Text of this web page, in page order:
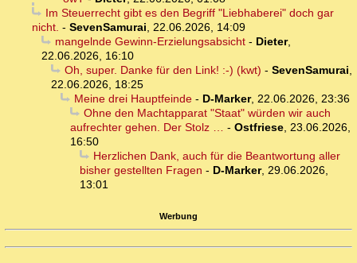
Im Steuerrecht gibt es den Begriff "Liebhaberei" doch gar
nicht. - SevenSamurai, 22.06.2026, 14:09
mangelnde Gewinn-Erzielungsabsicht- Dieter,
22.06.2026, 16:10
Oh, super. Danke für den Link! :-) (kwt) - SevenSamurai,
22.06.2026, 18:25
Meine drei Hauptfeinde- D-Marker, 22.06.2026, 23:36
Ohne den Machtapparat "Staat" würden wir auch
aufrechter gehen. Der Stolz … - Ostfriese, 23.06.2026,
16:50
Herzlichen Dank, auch für die Beantwortung aller
bisher gestellten Fragen - D-Marker, 29.06.2026,
13:01
Werbung